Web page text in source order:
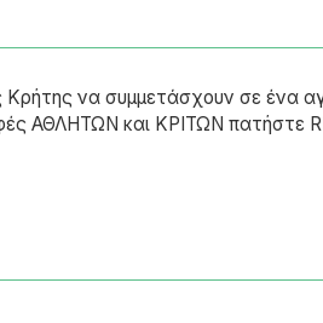
να συμμετάσχουν σε ένα
ΑΘΛΗΤΩΝ και ΚΡΙΤΩΝ πατήστε